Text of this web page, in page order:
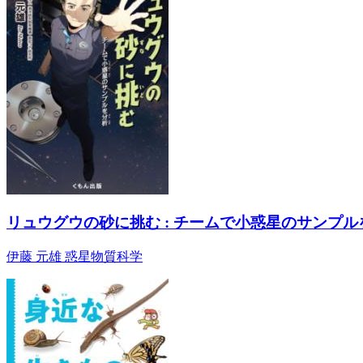
リュウグウの砂に挑む : チームで小惑星のサンプル
伊藤 元雄 惑星物質科学